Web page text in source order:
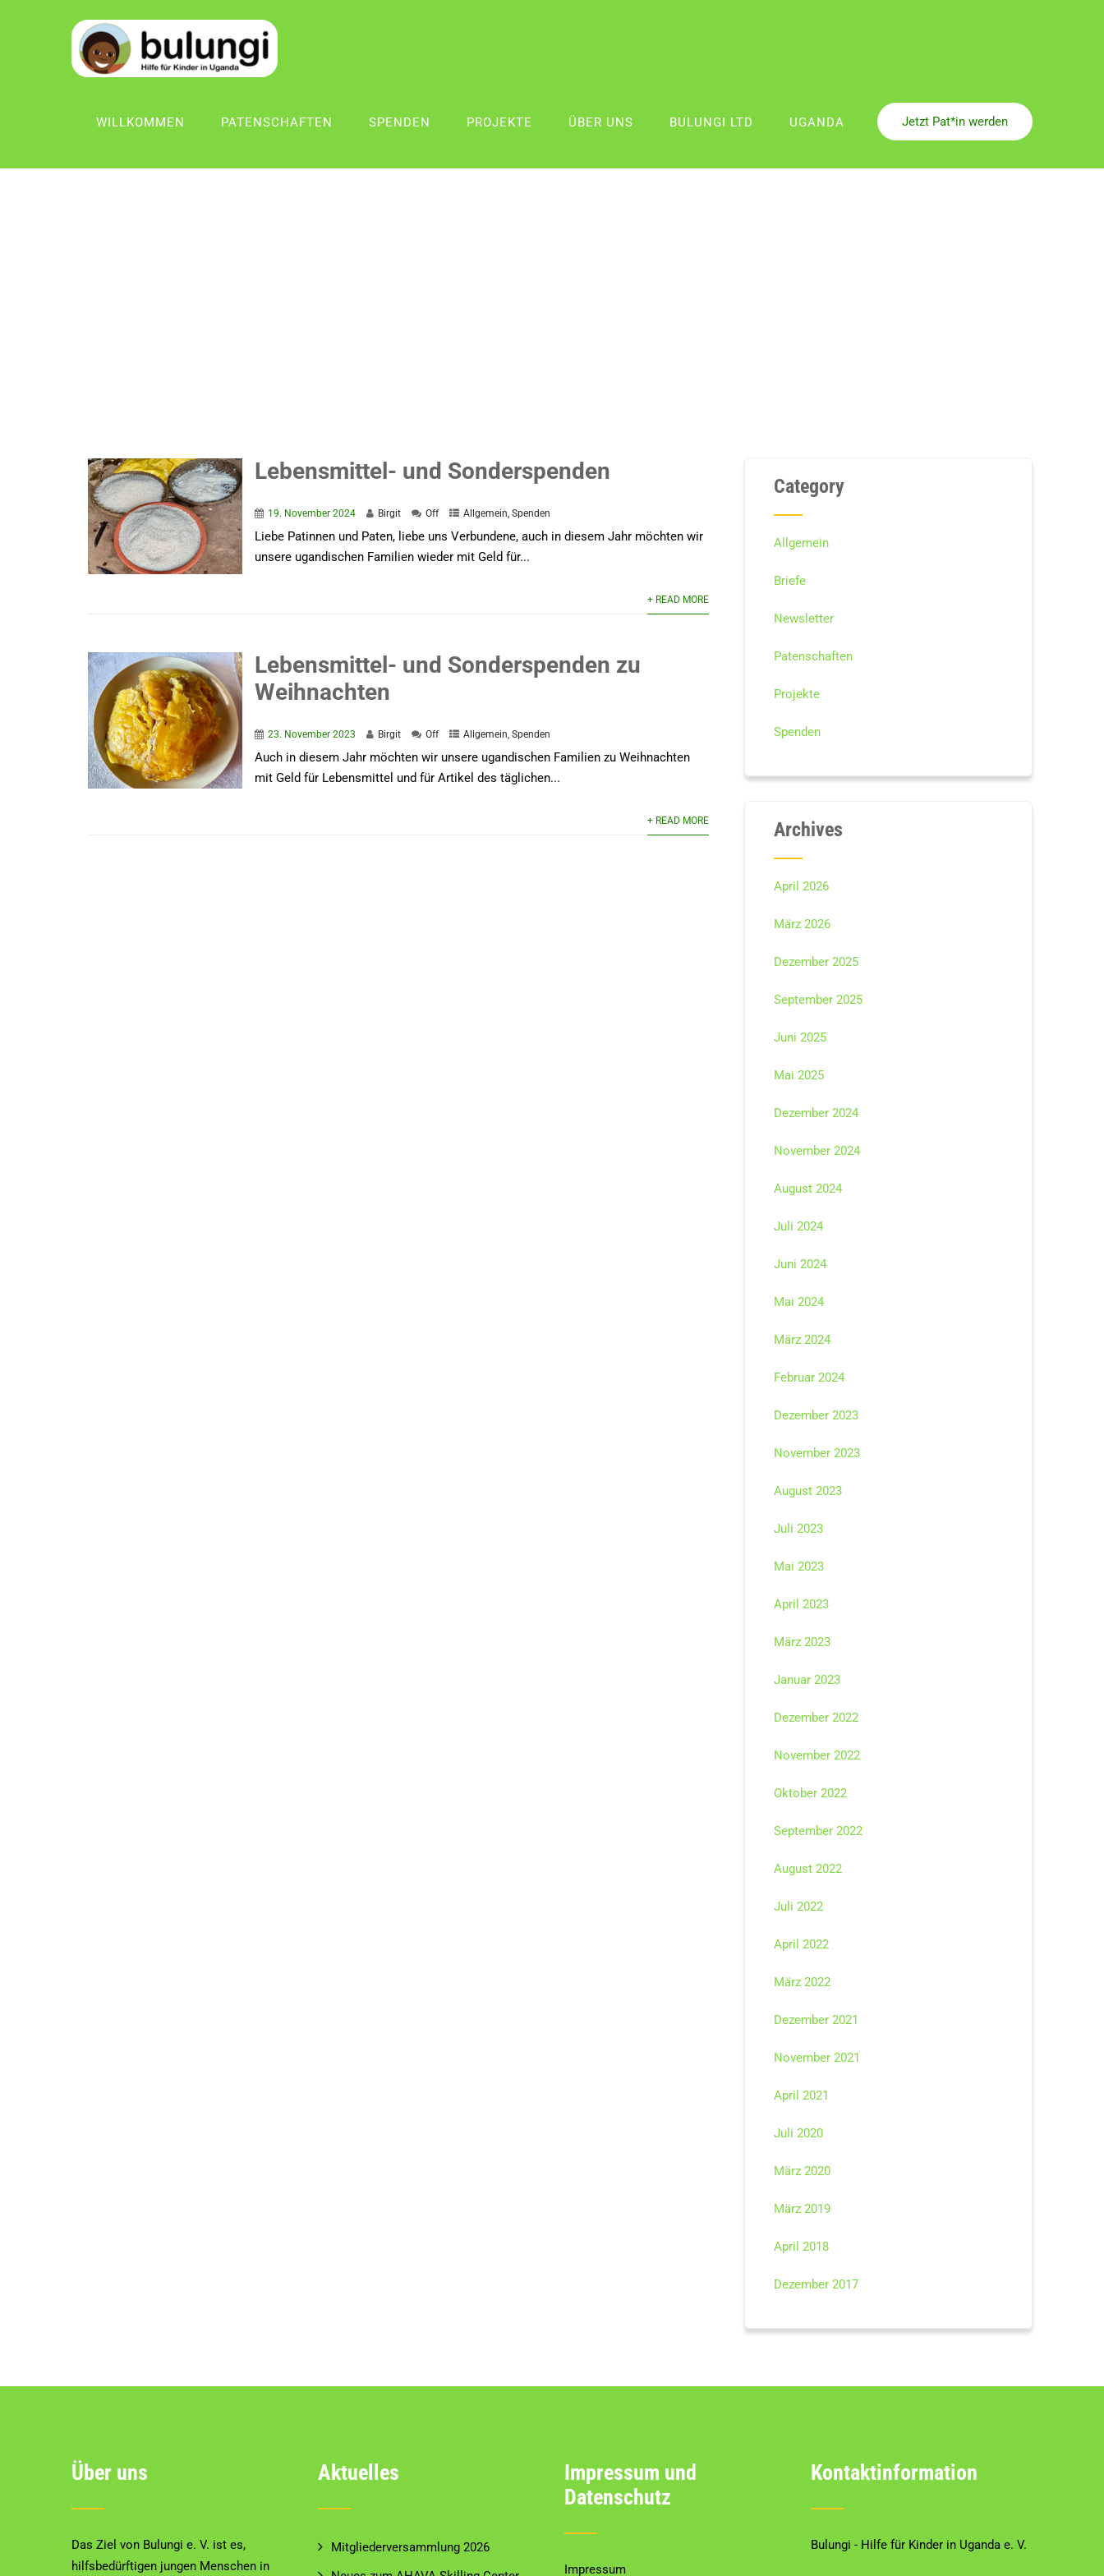
Jetzt Pat*in werden
WILLKOMMEN PATENSCHAFTEN SPENDEN PROJEKTE ÜBER UNS BULUNGI LTD UGANDA
Lebensmittel- und Sonderspenden
19. November 2024 Birgit Off Allgemein,Spenden
Liebe Patinnen und Paten, liebe uns Verbundene, auch in diesem Jahr möchten wir
unsere ugandischen Familien wieder mit Geld für...
+ READ MORE
Lebensmittel- und Sonderspenden zu
Weihnachten
23. November 2023 Birgit Off Allgemein,Spenden
Auch in diesem Jahr möchten wir unsere ugandischen Familien zu Weihnachten
mit Geld für Lebensmittel und für Artikel des täglichen...
+ READ MORE
Category
Allgemein
Briefe
Newsletter
Patenschaften
Projekte
Spenden
Archives
April 2026
März 2026
Dezember 2025
September 2025
Juni 2025
Mai 2025
Dezember 2024
November 2024
August 2024
Juli 2024
Juni 2024
Mai 2024
März 2024
Februar 2024
Dezember 2023
November 2023
August 2023
Juli 2023
Mai 2023
April 2023
März 2023
Januar 2023
Dezember 2022
November 2022
Oktober 2022
September 2022
August 2022
Juli 2022
April 2022
März 2022
Dezember 2021
November 2021
April 2021
Juli 2020
März 2020
März 2019
April 2018
Dezember 2017
Über uns
Das Ziel von Bulungi e. V. ist es,
hilfsbedürftigen jungen Menschen in
Aktuelles
Mitgliederversammlung 2026
Impressum und
Datenschutz
Impressum
Kontaktinformation
Bulungi - Hilfe für Kinder in Uganda e. V.